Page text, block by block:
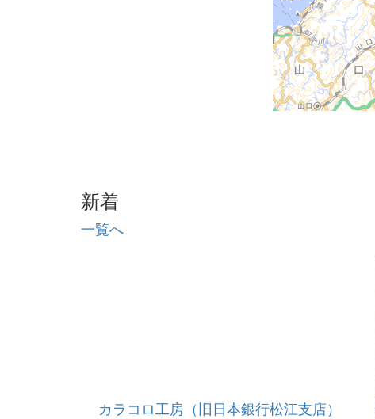
新着
一覧へ
カラコロ工房（旧日本銀行松江支店）